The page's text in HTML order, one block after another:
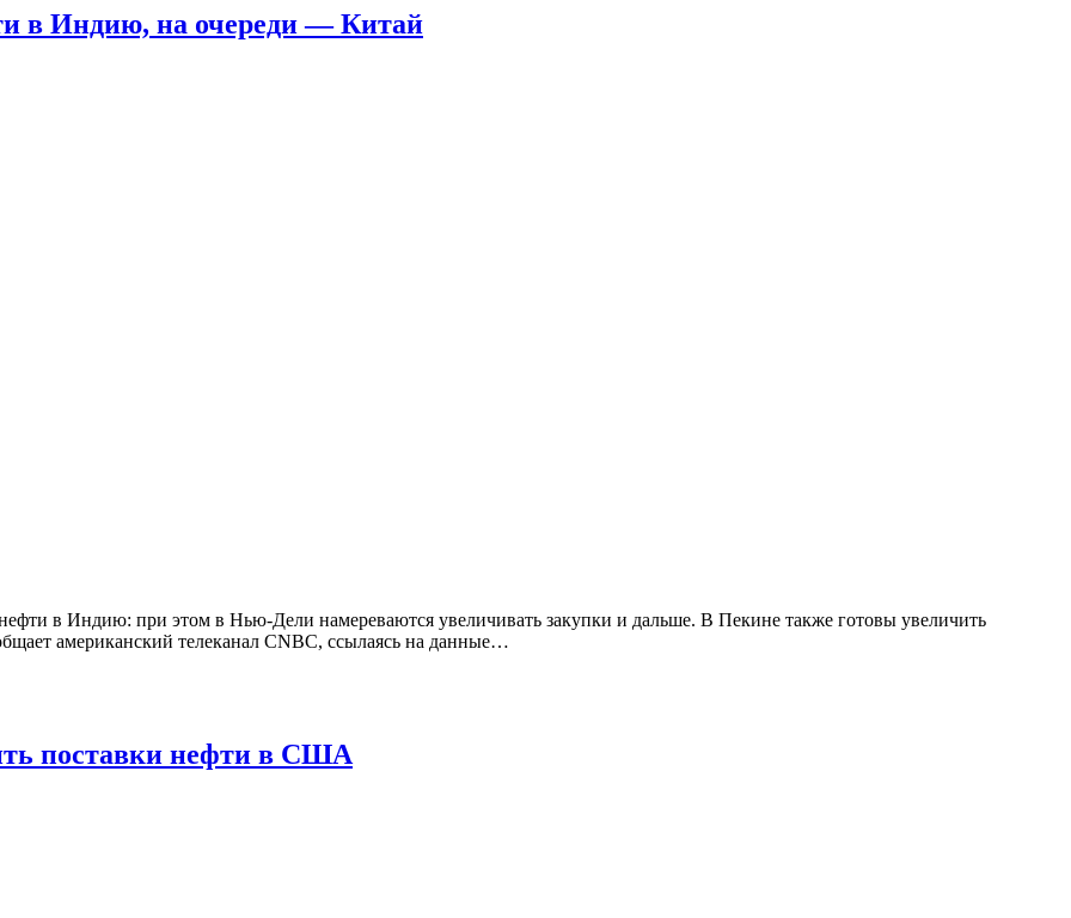
в Индию, на очереди — Китай
нефти в Индию: при этом в Нью-Дели намереваются увеличивать закупки и дальше. В Пекине также готовы увеличить
американский телеканал CNBC, ссылаясь на данные…
поставки нефти в США